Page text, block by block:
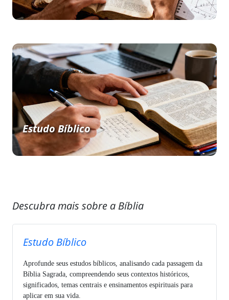
Estudo Bíblico
Descubra mais sobre a Bíblia
Estudo Bíblico
Aprofunde seus estudos bíblicos, analisando cada passagem da
Bíblia Sagrada, compreendendo seus contextos históricos,
significados, temas centrais e ensinamentos espirituais para
aplicar em sua vida.